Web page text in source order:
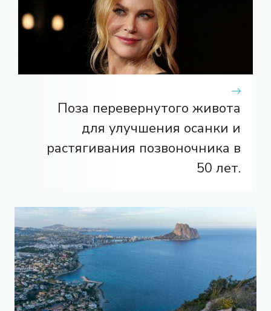
Поза перевернутого живота
для улучшения осанки и
растягивания позвоночника в
50 лет.